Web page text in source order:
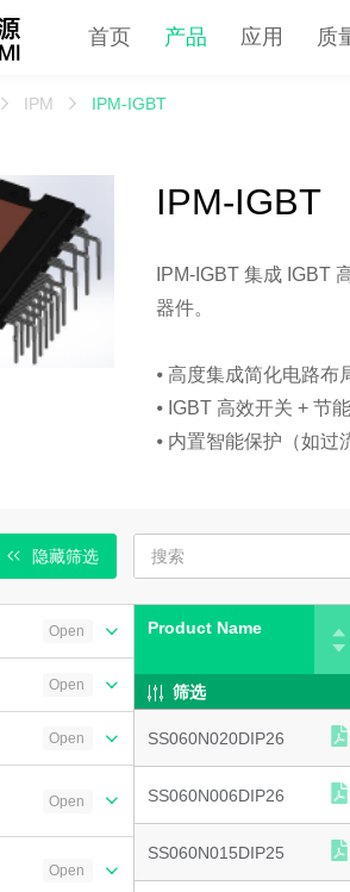
首页 产品 应用 质
IPM IPM-IGBT
IPM-IGBT
IPM-IGBT 集成 IGBT
器件。​
⦁ 高度集成简化电路
⦁ IGBT 高效开关 + 节
⦁ 内置智能保护（如
隐藏筛选
Open
Open
Open
Open
Open
Product Name
筛选
SS060N020DIP26
SS060N006DIP26
SS060N015DIP25